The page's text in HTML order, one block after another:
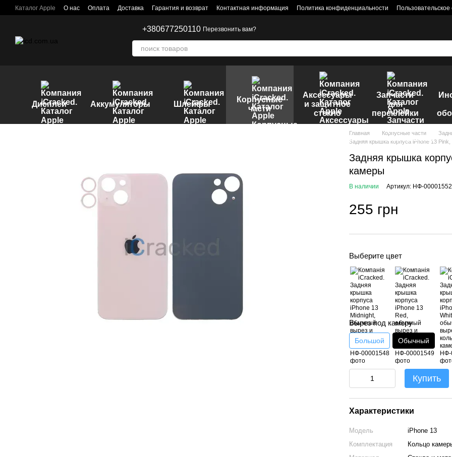
Перейти к основному контенту
Каталог Apple О нас Оплата Доставка Гарантия и возврат Контактная информация Политика конфиденциальности
+380677250110 Перезвонить вам?
Дисплеи Аккумуляторы Шлейфы
Корпусные
части
Аксессуары
и защитное
стекло
Запчасти
для
переклейки
Главная Корпусные части
Задняя крышка корпуса iPhone 13
Задняя крышка
камеры
В наличии Артикул: НФ-00001552
255 грн
Выберите цвет
Вырез под камеру
Большой Обычный
Купить
Характеристики
Модель
iPhone 13
Комплектация
Кольцо